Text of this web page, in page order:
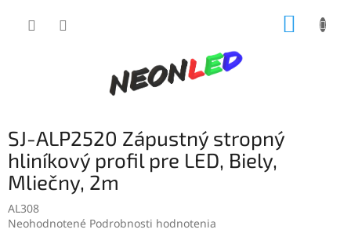
SJ-ALP2520 Zápustný stropný
hliníkový profil pre LED, Biely,
Mliečny, 2m
AL308
Priemerné
Neohodnotené Podrobnosti hodnotenia